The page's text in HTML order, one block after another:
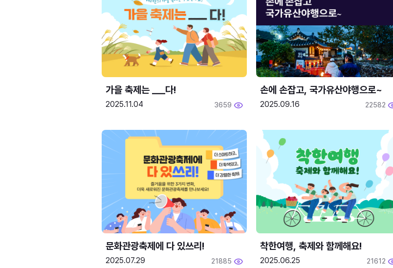
2025.11.04 3659
손에 손잡고, 국가유산야행으로~
2025.09.16 22582
문화관광축제에 다 있쓰리!
2025.07.29 21885
착한여행, 축제와 함께해요!
2025.06.25 21612